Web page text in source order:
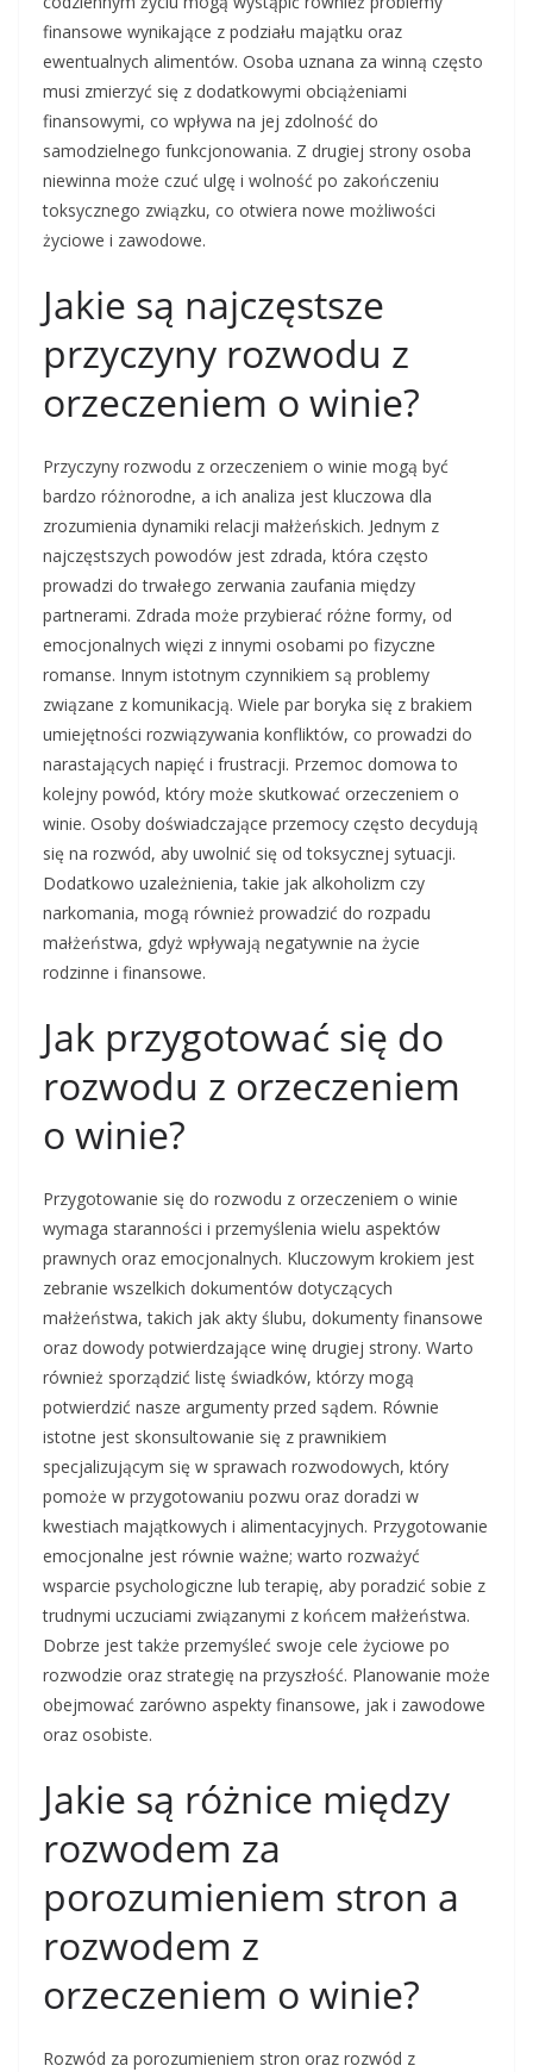
finansowe wynikające z podziału majątku oraz
ewentualnych alimentów. Osoba uznana za winną często
musi zmierzyć się z dodatkowymi obciążeniami
finansowymi, co wpływa na jej zdolność do
samodzielnego funkcjonowania. Z drugiej strony osoba
niewinna może czuć ulgę i wolność po zakończeniu
toksycznego związku, co otwiera nowe możliwości
życiowe i zawodowe.
Jakie są najczęstsze
przyczyny rozwodu z
orzeczeniem o winie?
Przyczyny rozwodu z orzeczeniem o winie mogą być
bardzo różnorodne, a ich analiza jest kluczowa dla
zrozumienia dynamiki relacji małżeńskich. Jednym z
najczęstszych powodów jest zdrada, która często
prowadzi do trwałego zerwania zaufania między
partnerami. Zdrada może przybierać różne formy, od
emocjonalnych więzi z innymi osobami po fizyczne
romanse. Innym istotnym czynnikiem są problemy
związane z komunikacją. Wiele par boryka się z brakiem
umiejętności rozwiązywania konfliktów, co prowadzi do
narastających napięć i frustracji. Przemoc domowa to
kolejny powód, który może skutkować orzeczeniem o
winie. Osoby doświadczające przemocy często decydują
się na rozwód, aby uwolnić się od toksycznej sytuacji.
Dodatkowo uzależnienia, takie jak alkoholizm czy
narkomania, mogą również prowadzić do rozpadu
małżeństwa, gdyż wpływają negatywnie na życie
rodzinne i finansowe.
Jak przygotować się do
rozwodu z orzeczeniem
o winie?
Przygotowanie się do rozwodu z orzeczeniem o winie
wymaga staranności i przemyślenia wielu aspektów
prawnych oraz emocjonalnych. Kluczowym krokiem jest
zebranie wszelkich dokumentów dotyczących
małżeństwa, takich jak akty ślubu, dokumenty finansowe
oraz dowody potwierdzające winę drugiej strony. Warto
również sporządzić listę świadków, którzy mogą
potwierdzić nasze argumenty przed sądem. Równie
istotne jest skonsultowanie się z prawnikiem
specjalizującym się w sprawach rozwodowych, który
pomoże w przygotowaniu pozwu oraz doradzi w
kwestiach majątkowych i alimentacyjnych. Przygotowanie
emocjonalne jest równie ważne; warto rozważyć
wsparcie psychologiczne lub terapię, aby poradzić sobie z
trudnymi uczuciami związanymi z końcem małżeństwa.
Dobrze jest także przemyśleć swoje cele życiowe po
rozwodzie oraz strategię na przyszłość. Planowanie może
obejmować zarówno aspekty finansowe, jak i zawodowe
oraz osobiste.
Jakie są różnice między
rozwodem za
porozumieniem stron a
rozwodem z
orzeczeniem o winie?
Rozwód za porozumieniem stron oraz rozwód z